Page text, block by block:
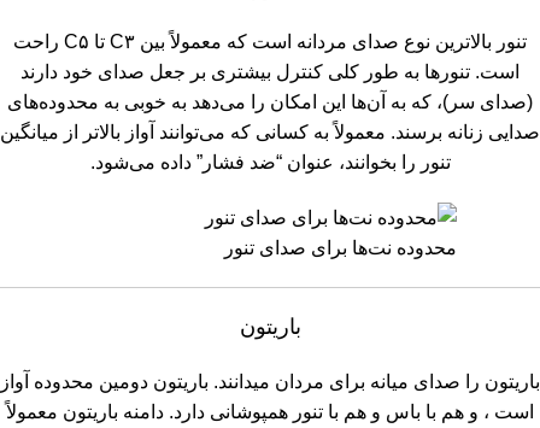
تنور بالاترین نوع صدای مردانه است که معمولاً بین C۳ تا C۵ راحت
است. تنورها به طور کلی کنترل بیشتری بر جعل صدای خود دارند
(صدای سر)، که به آن‌ها این امکان را می‌دهد به خوبی به محدوده‌های
صدایی زنانه برسند. معمولاً به کسانی که می‌توانند آواز بالاتر از میانگین
تنور را بخوانند، عنوان “ضد فشار” داده می‌شود.
محدوده نت‌ها برای صدای تنور
باریتون
باریتون را صدای میانه برای مردان میدانند. باریتون دومین محدوده آواز
است ، و هم با باس و هم با تنور همپوشانی دارد. دامنه باریتون معمولاً